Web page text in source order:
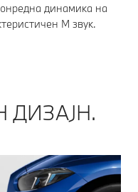
динамика на
М звук.